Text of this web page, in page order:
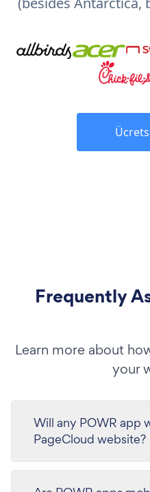
Frequently
Learn more about
your
Will any POWR app
PageCloud website?